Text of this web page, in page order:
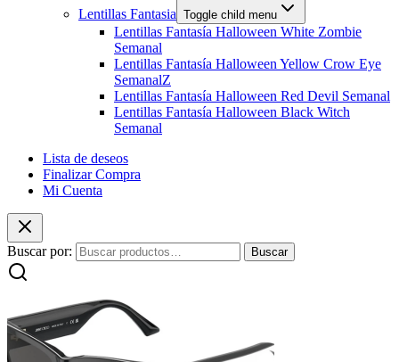
Lentillas Fantasia Toggle child menu
Lentillas Fantasía Halloween White Zombie
Semanal
Lentillas Fantasía Halloween Yellow Crow Eye
SemanalZ
Lentillas Fantasía Halloween Red Devil Semanal
Lentillas Fantasía Halloween Black Witch
Semanal
Lista de deseos
Finalizar Compra
Mi Cuenta
Buscar por: Buscar